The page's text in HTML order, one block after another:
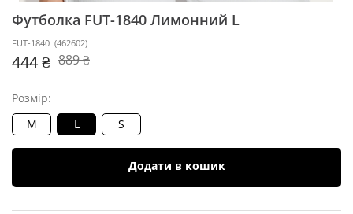
Футболка FUT-1840 Лимонний L
FUT-1840 (462602)
444 ₴ 889 ₴
Розмір:
M
L S
Додати в кошик